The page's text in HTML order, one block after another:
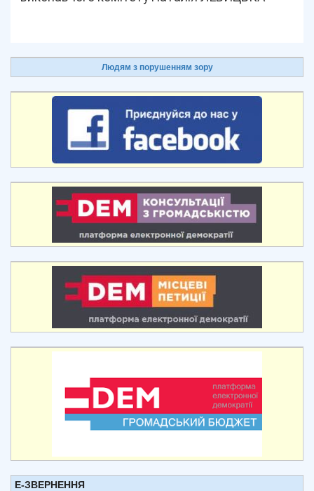
Людям з порушенням зору
Е-ЗВЕРНЕННЯ